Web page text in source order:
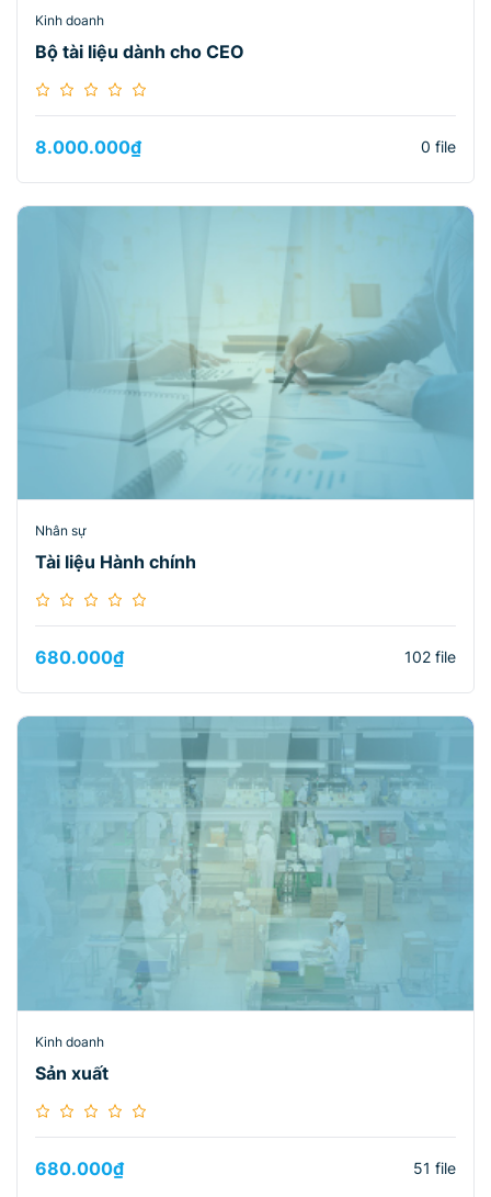
Kinh doanh
Bộ tài liệu dành cho CEO
8.000.000₫ 0 file
Nhân sự
Tài liệu Hành chính
680.000₫ 102 file
Kinh doanh
Sản xuất
680.000₫ 51 file